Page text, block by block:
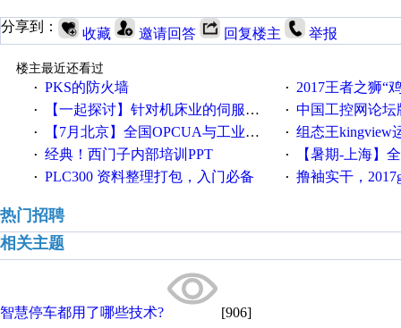
分享到： 收藏 邀请回答 回复楼主 举报
楼主最近还看过
· PKS的防火墙 · 2017王者之狮“鸡”情签到
· 【一起探讨】针对机床业的伺服系统发展，您的期望是什么？ · 中国工控网论坛版
· 【7月北京】全国OPCUA与工业互联技术培训班通知！ · 组态王kingview
· 经典！西门子内部培训PPT · 【暑期-上海】全国工业
· PLC300 资料整理打包，入门必备 · 撸袖实干，2017gongkong®第
热门招聘
相关主题
智慧停车都用了哪些技术? [906]